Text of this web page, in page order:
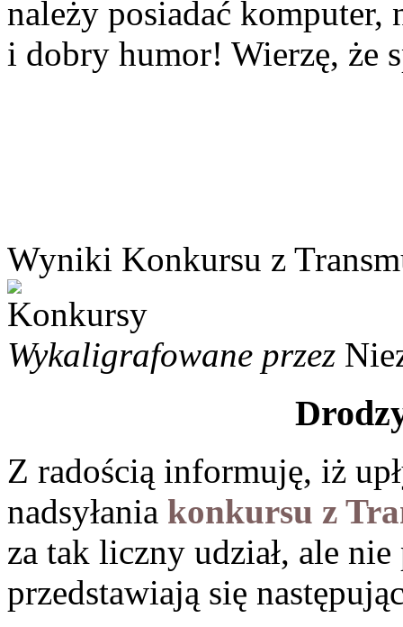
należy posiadać
i dobry humor! Wierzę, że
Wyniki Konkursu z
Wykaligrafowane przez
Z radością informuję, iż
nadsyłania konkursu z
za tak liczny udział, ale
przedstawiają się